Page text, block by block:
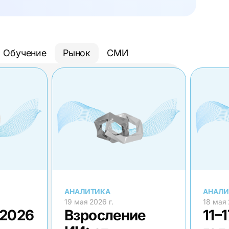
Обучение Рынок СМИ
АНАЛИТИКА
19 мая 2026 г.
Взросление
18 мая